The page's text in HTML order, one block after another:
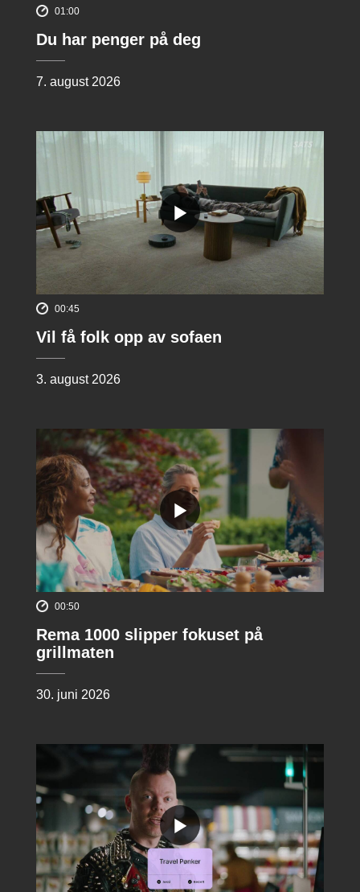
01:00
Du har penger på deg
7. august 2026
00:45
Vil få folk opp av sofaen
3. august 2026
00:50
Rema 1000 slipper fokuset på
grillmaten
30. juni 2026